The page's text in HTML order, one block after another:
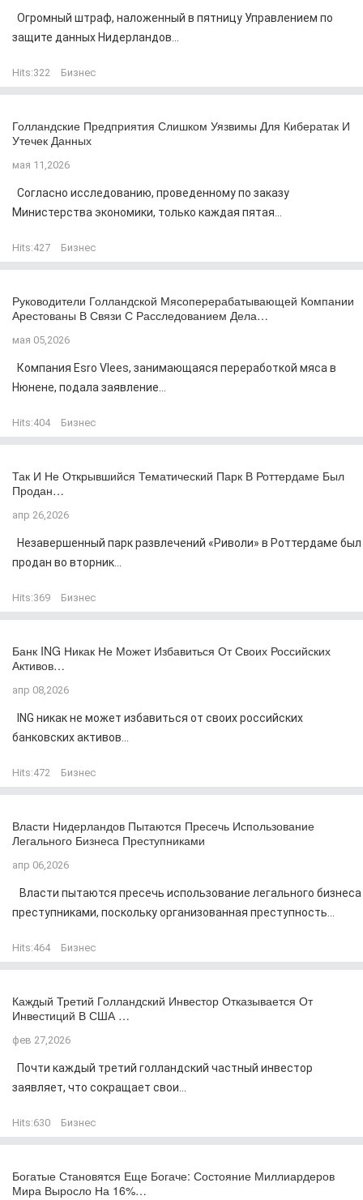
Огромный штраф, наложенный в пятницу Управлением по
защите данных Нидерландов...
Hits:322 Бизнес
Голландские Предприятия Слишком Уязвимы Для Кибератак И
Утечек Данных
мая 11,2026
Согласно исследованию, проведенному по заказу
Министерства экономики, только каждая пятая...
Hits:427 Бизнес
Руководители Голландской Мясоперерабатывающей Компании
Арестованы В Связи С Расследованием Дела…
мая 05,2026
Компания Esro Vlees, занимающаяся переработкой мяса в
Нюнене, подала заявление...
Hits:404 Бизнес
Так И Не Открывшийся Тематический Парк В Роттердаме Был
Продан…
апр 26,2026
Незавершенный парк развлечений «Риволи» в Роттердаме был
продан во вторник...
Hits:369 Бизнес
Банк ING Никак Не Может Избавиться От Своих Российских
Активов…
апр 08,2026
ING никак не может избавиться от своих российских
банковских активов...
Hits:472 Бизнес
Власти Нидерландов Пытаются Пресечь Использование
Легального Бизнеса Преступниками
апр 06,2026
Власти пытаются пресечь использование легального бизнеса
преступниками, поскольку организованная преступность...
Hits:464 Бизнес
Каждый Третий Голландский Инвестор Отказывается От
Инвестиций В США …
фев 27,2026
Почти каждый третий голландский частный инвестор
заявляет, что сокращает свои...
Hits:630 Бизнес
Богатые Становятся Еще Богаче: Состояние Миллиардеров
Мира Выросло На 16%…